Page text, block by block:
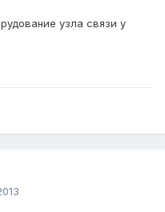
узла связи у